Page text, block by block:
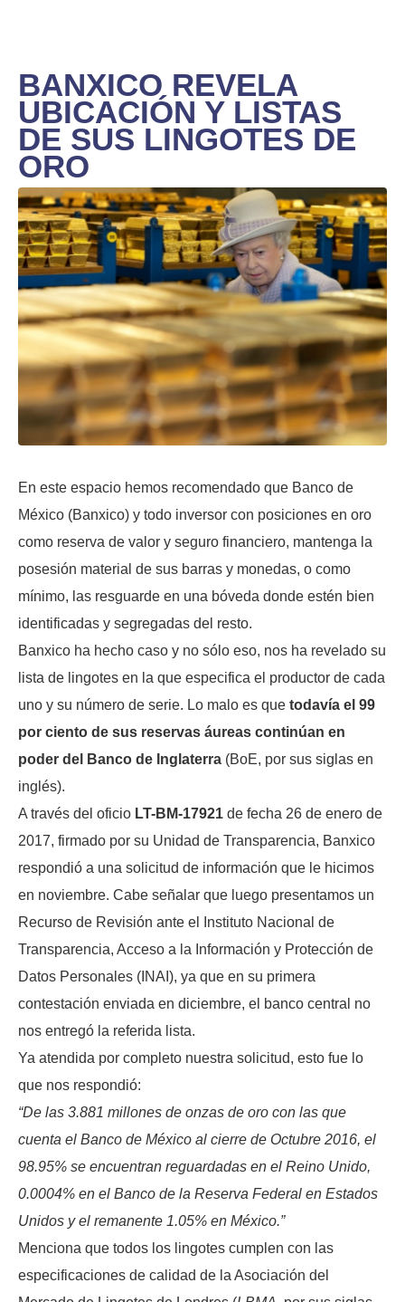
BANXICO REVELA
UBICACIÓN Y LISTAS
DE SUS LINGOTES DE
ORO
En este espacio hemos recomendado que Banco de
México (Banxico) y todo inversor con posiciones en oro
como reserva de valor y seguro financiero, mantenga la
posesión material de sus barras y monedas, o como
mínimo, las resguarde en una bóveda donde estén bien
identificadas y segregadas del resto.
Banxico ha hecho caso y no sólo eso, nos ha revelado su
lista de lingotes en la que especifica el productor de cada
uno y su número de serie. Lo malo es que todavía el 99
por ciento de sus reservas áureas continúan en
poder del Banco de Inglaterra (BoE, por sus siglas en
inglés).
A través del oficio LT-BM-17921 de fecha 26 de enero de
2017, firmado por su Unidad de Transparencia, Banxico
respondió a una solicitud de información que le hicimos
en noviembre. Cabe señalar que luego presentamos un
Recurso de Revisión ante el Instituto Nacional de
Transparencia, Acceso a la Información y Protección de
Datos Personales (INAI), ya que en su primera
contestación enviada en diciembre, el banco central no
nos entregó la referida lista.
Ya atendida por completo nuestra solicitud, esto fue lo
que nos respondió:
“De las 3.881 millones de onzas de oro con las que
cuenta el Banco de México al cierre de Octubre 2016, el
98.95% se encuentran reguardadas en el Reino Unido,
0.0004% en el Banco de la Reserva Federal en Estados
Unidos y el remanente 1.05% en México.”
Menciona que todos los lingotes cumplen con las
especificaciones de calidad de la Asociación del